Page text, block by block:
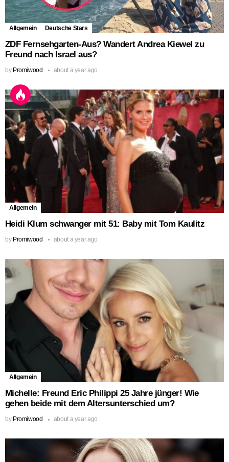
Allgemein Deutsche Stars
ZDF Fernsehgarten-Aus? Wandert Andrea Kiewel zu
Freund nach Israel aus?
by Promiwood about a year ago
Allgemein
Heidi Klum schwanger mit 51: Baby mit Tom Kaulitz
by Promiwood about a year ago
Allgemein
Michelle: Freund Eric Philippi 25 Jahre jünger! Wie
gehen beide mit dem Altersunterschied um?
by Promiwood about a year ago